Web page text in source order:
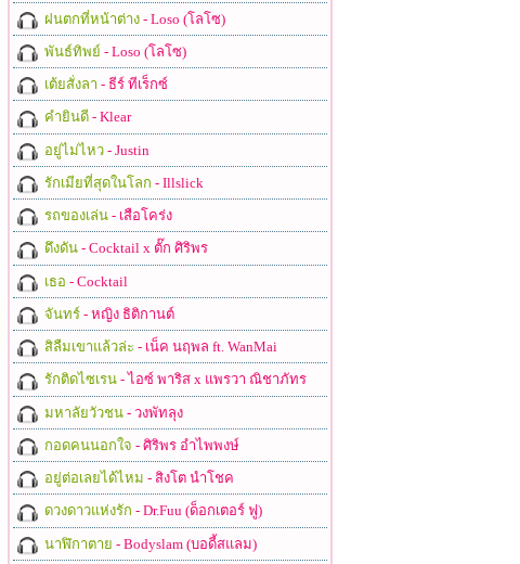
ฝนตกที่หน้าต่าง- Loso (โลโซ)
พันธ์ทิพย์ - Loso (โลโซ)
เต้ยสั่งลา - ธีร์ ทีเร็กซ์
คำยินดี- Klear
อยู่ไม่ไหว- Justin
รักเมียที่สุดในโลก - Illslick
รถของเล่น- เสือโคร่ง
ดึงดัน- Cocktail x ตั๊ก ศิริพร
เธอ - Cocktail
จันทร์- หญิง ธิติกานต์
สิลืมเขาแล้วล่ะ - เน็ค นฤพล ft. WanMai
รักติดไซเรน- ไอซ์ พาริส x แพรวา ณิชาภัทร
มหาลัยวัวชน- วงพัทลุง
กอดคนนอกใจ - ศิริพร อำไพพงษ์
อยู่ต่อเลยได้ไหม - สิงโต นำโชค
ดวงดาวแห่งรัก - Dr.Fuu (ด็อกเตอร์ ฟู)
นาฬิกาตาย - Bodyslam (บอดี้สแลม)